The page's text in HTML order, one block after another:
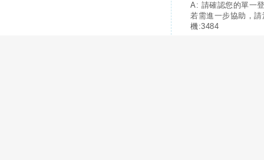
A: 請確認您的單一
若需進一步協助，
機:3484